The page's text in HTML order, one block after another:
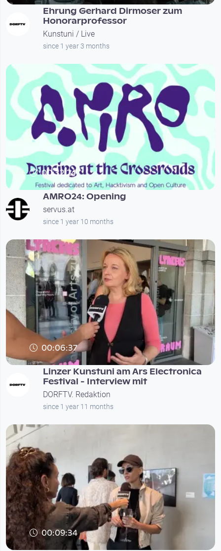
Ehrung Gerhard Dirmoser zum
Honorarprofessor
Kunstuni / Live
since 1 year 3 months
00:32:24
AMRO24: Opening
servus.at
since 1 year 10 months
00:06:37
Linzer Kunstuni am Ars Electronica
Festival - Interview mit
DORFTV. Redaktion
since 1 year 11 months
00:09:34